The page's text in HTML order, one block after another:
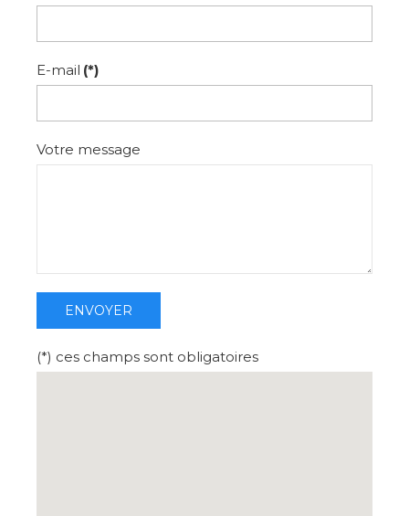
E-mail (*)
Votre message
ENVOYER
(*) ces champs sont obligatoires